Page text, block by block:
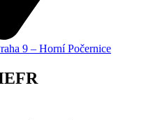
9 – Horní Počernice